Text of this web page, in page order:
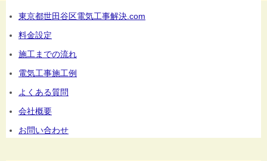
東京都世田谷区電気工事解決.com
料金設定
施工までの流れ
電気工事施工例
よくある質問
会社概要
お問い合わせ